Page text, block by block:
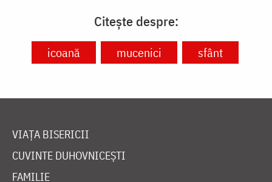
Citește despre:
icoană mucenici sfânt
VIAȚA BISERICII
CUVINTE DUHOVNICEȘTI
FAMILIE